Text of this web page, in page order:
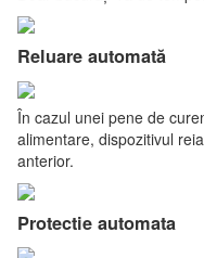
Reluare automată
În cazul unei pene de
alimentare, dispozitivul
anterior.
Protectie automata